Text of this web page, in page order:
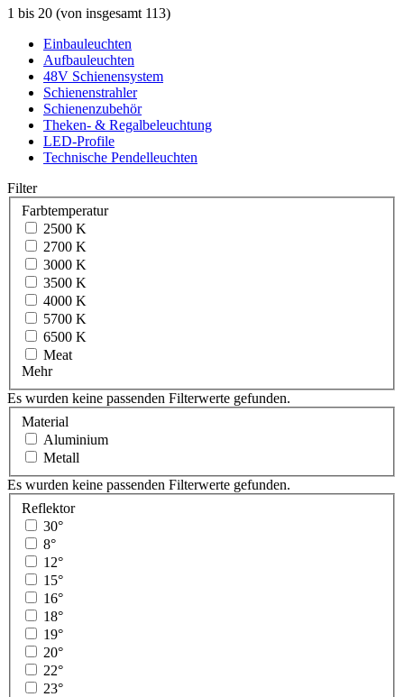
1 bis 20 (von insgesamt 113)
Einbauleuchten
Aufbauleuchten
48V Schienensystem
Schienenstrahler
Schienenzubehör
Theken- & Regalbeleuchtung
LED-Profile
Technische Pendelleuchten
Filter
Farbtemperatur
2500 K
2700 K
3000 K
3500 K
4000 K
5700 K
6500 K
Meat
Mehr
Es wurden keine passenden Filterwerte gefunden.
Material
Aluminium
Metall
Es wurden keine passenden Filterwerte gefunden.
Reflektor
30°
8°
12°
15°
16°
18°
19°
20°
22°
23°